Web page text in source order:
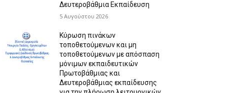
Δευτεροβάθμια Εκπαίδευση
5 Αυγούστου 2026
Κύρωση πινάκων
τοποθετούμενων και μη
τοποθετούμενων με απόσπαση
μόνιμων εκπαιδευτικών
Πρωτοβάθμιας και
Δευτεροβάθμιας εκπαίδευσης